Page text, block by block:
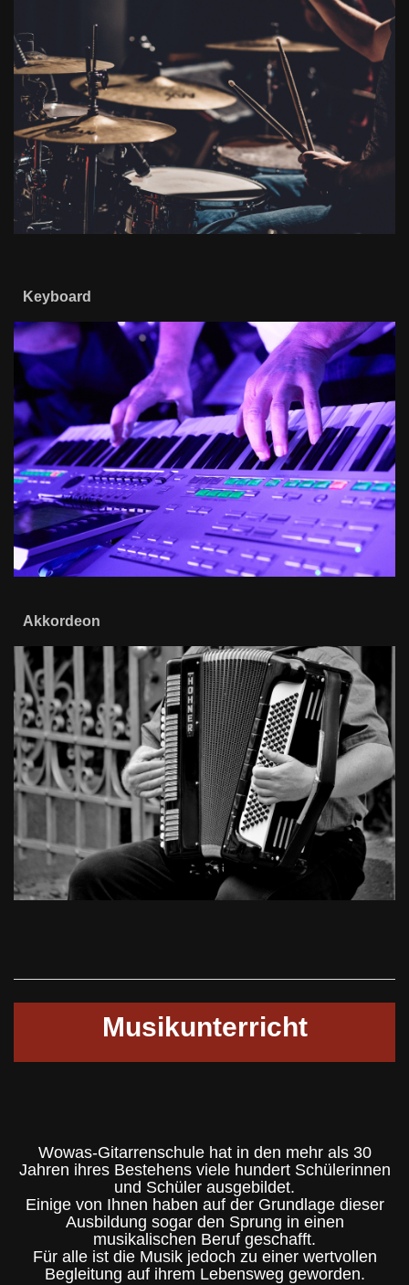
Keyboard
Akkordeon
Musikunterricht
Wowas-Gitarrenschule hat in den mehr als 30
Jahren ihres Bestehens viele hundert Schülerinnen
und Schüler ausgebildet.
Einige von Ihnen haben auf der Grundlage dieser
Ausbildung sogar den Sprung in einen
musikalischen Beruf geschafft.
Für alle ist die Musik jedoch zu einer wertvollen
Begleitung auf ihrem Lebensweg geworden.